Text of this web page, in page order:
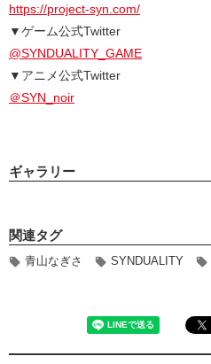
https://project-syn.com/
▼ゲーム公式Twitter
@SYNDUALITY_GAME
▼アニメ公式Twitter
＠SYN_noir
ギャラリー
関連タグ
青山なぎさ SYNDUALITY